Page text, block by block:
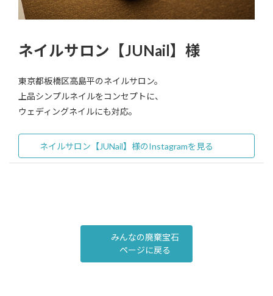
ネイルサロン【JUNail】様
東京都板橋区高島平のネイルサロン。
上品シンプルネイルをコンセプトに、
ウェディングネイルにも対応。
ネイルサロン【JUNail】様のInstagramを見る
みんなの廃棄宝石
ページに戻る